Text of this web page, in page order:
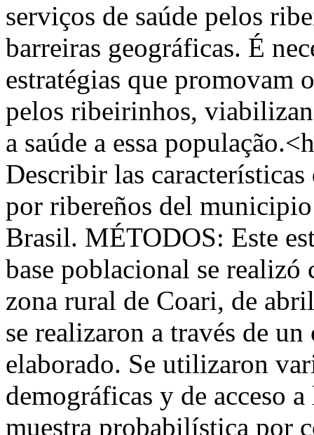
serviços de saúde pelos
barreiras geográficas. É
estratégias que promovam
pelos ribeirinhos,
a saúde a essa
Describir las
por ribereños del
Brasil. MÉTODOS: Este
base poblacional se realizó
zona rural de Coari, de
se realizaron a través de
elaborado. Se utilizaron
demográficas y de acceso
muestra probabilística por